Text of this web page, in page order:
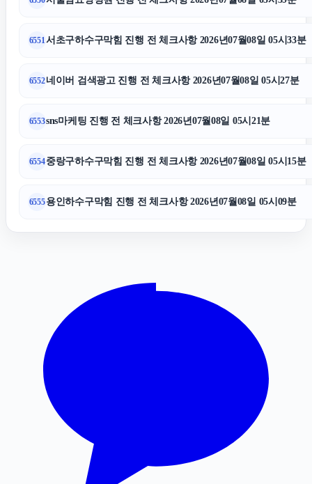
주택담보대출한도
이혼상담
오렌지티켓
이혼전문변호사
6551 서초구하수구막힘 진행 전 체크사항 2026년07월08일 05시33분
6552네이버 검색광고 진행 전 체크사항 2026년07월08일 05시27분
6553sns마케팅 진행 전 체크사항 2026년07월08일 05시21분
6554중랑구하수구막힘 진행 전 체크사항 2026년07월08일 05시15분
6555용인하수구막힘 진행 전 체크사항 2026년07월08일 05시09분